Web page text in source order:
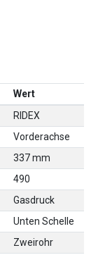
Wert
RIDEX
Vorderachse
337 mm
490
Gasdruck
Unten Schelle
Zweirohr